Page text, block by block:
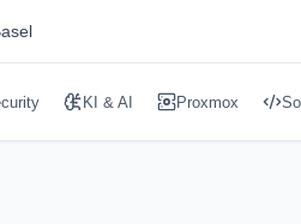
KI & AI Proxmox